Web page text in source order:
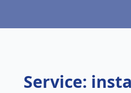
Service: